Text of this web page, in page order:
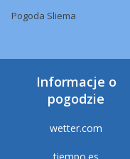
Pogoda Sliema
Informacje o
pogodzie
wetter.com